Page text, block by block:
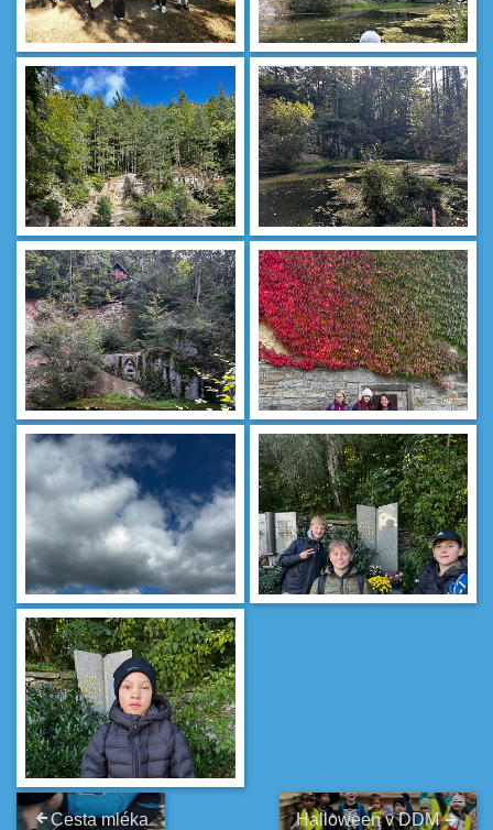
Cesta mléka Halloween v DDM